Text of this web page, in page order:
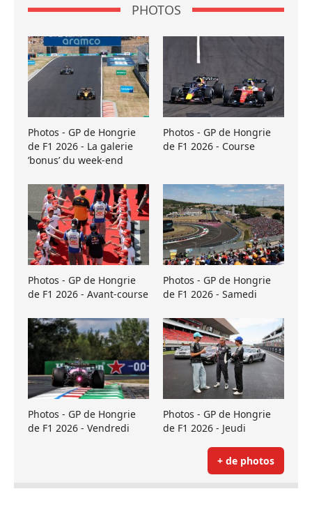
PHOTOS
Photos - GP de Hongrie
de F1 2026 - La galerie
’bonus’ du week-end
Photos - GP de Hongrie
de F1 2026 - Course
Photos - GP de Hongrie
de F1 2026 - Avant-course
Photos - GP de Hongrie
de F1 2026 - Samedi
Photos - GP de Hongrie
de F1 2026 - Vendredi
Photos - GP de Hongrie
de F1 2026 - Jeudi
+ de photos